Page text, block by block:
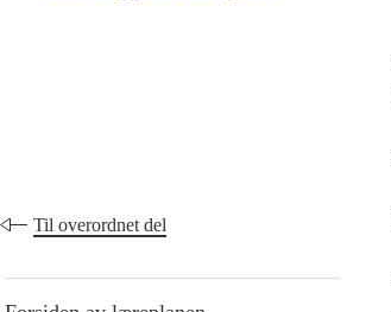
Til overordnet del